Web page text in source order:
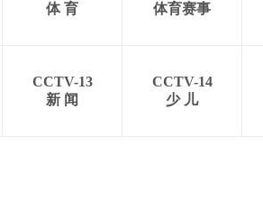
体 育
体育赛事
CCTV-13
新 闻
CCTV-14
少 儿